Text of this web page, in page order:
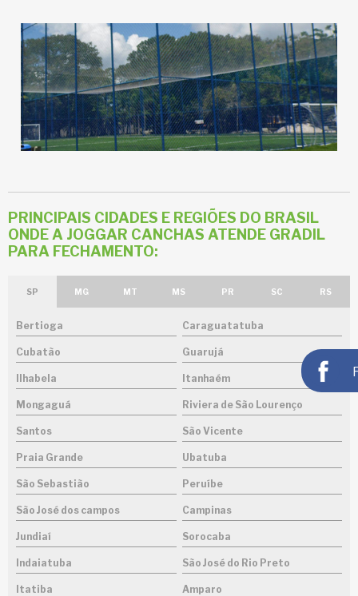
PRINCIPAIS CIDADES E REGIÕES DO BRASIL
ONDE A JOGGAR CANCHAS ATENDE GRADIL
PARA FECHAMENTO:
SP MG MT MS PR SC RS
Bertioga Caraguatatuba
Cubatão Guarujá
Ilhabela Itanhaém
Mongaguá Riviera de São Lourenço
Santos São Vicente
Praia Grande Ubatuba
São Sebastião Peruíbe
São José dos campos Campinas
Jundiaí Sorocaba
Indaiatuba São José do Rio Preto
Itatiba Amparo